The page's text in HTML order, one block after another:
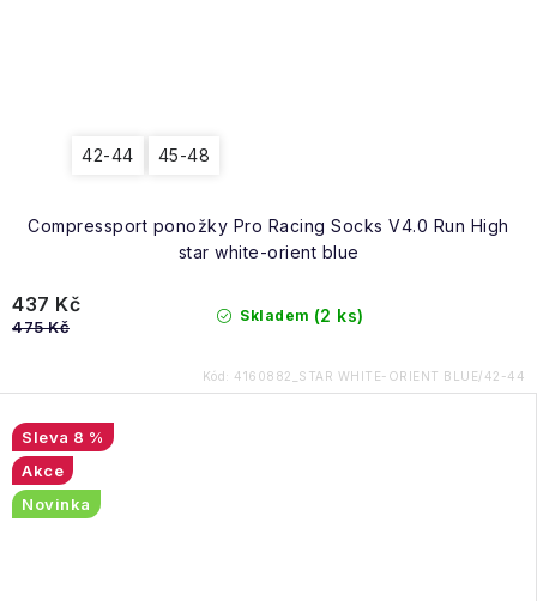
Compressport ponožky Pro Racing Socks V4.0 Run High
star white-orient blue
42-44 45-48
Skladem (2 ks)
437 Kč
475 Kč
Kód: 4160882_STAR WHITE-ORIENT BLUE/42-44
8 %
Akce
Novinka